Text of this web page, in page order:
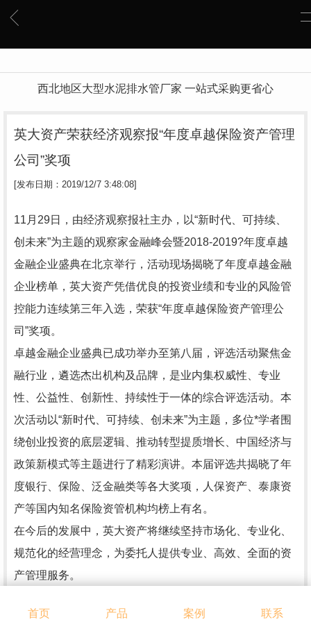
西北地区大型水泥排水管厂家 一站式采购更省心
英大资产荣获经济观察报“年度卓越保险资产管理
公司”奖项
[发布日期：2019/12/7 3:48:08]
11月29日，由经济观察报社主办，以“新时代、可持续、
创未来”为主题的观察家金融峰会暨2018-2019?年度卓越
金融企业盛典在北京举行，活动现场揭晓了年度卓越金融
企业榜单，英大资产凭借优良的投资业绩和专业的风险管
控能力连续第三年入选，荣获“年度卓越保险资产管理公
司”奖项。
卓越金融企业盛典已成功举办至第八届，评选活动聚焦金
融行业，遴选杰出机构及品牌，是业内集权威性、专业
性、公益性、创新性、持续性于一体的综合评选活动。本
次活动以“新时代、可持续、创未来”为主题，多位*学者围
绕创业投资的底层逻辑、推动转型提质增长、中国经济与
政策新模式等主题进行了精彩演讲。本届评选共揭晓了年
度银行、保险、泛金融类等各大奖项，人保资产、泰康资
产等国内知名保险资管机构均榜上有名。
在今后的发展中，英大资产将继续坚持市场化、专业化、
规范化的经营理念，为委托人提供专业、高效、全面的资
产管理服务。
站观点，内容版权归属原作者及站点所有，如有对您造成
首页 产品 案例 联系